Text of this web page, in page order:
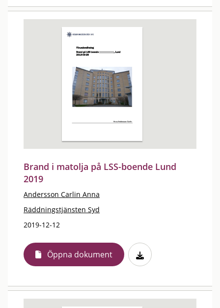
Brand i matolja på LSS-boende Lund
2019
Andersson Carlin Anna
Räddningstjänsten Syd
2019-12-12
Öppna dokument